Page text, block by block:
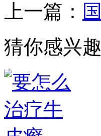
上一篇：
猜你感兴